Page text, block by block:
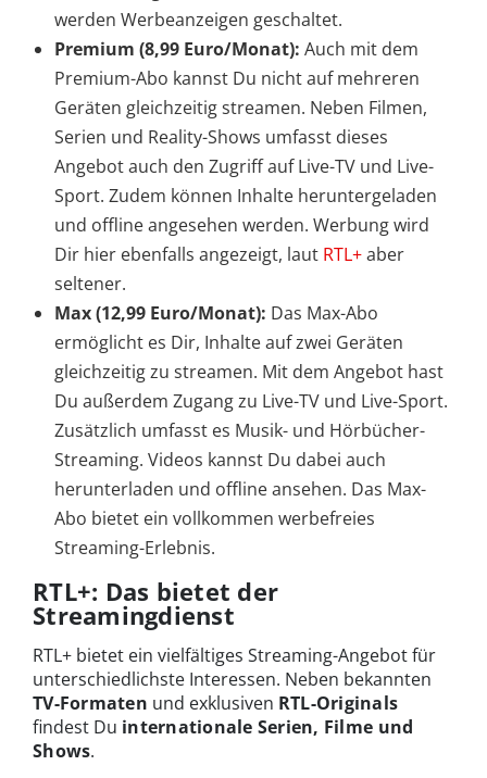
werden Werbeanzeigen geschaltet.
Premium (8,99 Euro/Monat): Auch mit dem
Premium-Abo kannst Du nicht auf mehreren
Geräten gleichzeitig streamen. Neben Filmen,
Serien und Reality-Shows umfasst dieses
Angebot auch den Zugriff auf Live-TV und Live-
Sport. Zudem können Inhalte heruntergeladen
und offline angesehen werden. Werbung wird
Dir hier ebenfalls angezeigt, laut RTL+aber
seltener.
Max (12,99 Euro/Monat): Das Max-Abo
ermöglicht es Dir, Inhalte auf zwei Geräten
gleichzeitig zu streamen. Mit dem Angebot hast
Du außerdem Zugang zu Live-TV und Live-Sport.
Zusätzlich umfasst es Musik- und Hörbücher-
Streaming. Videos kannst Du dabei auch
herunterladen und offline ansehen. Das Max-
Abo bietet ein vollkommen werbefreies
Streaming-Erlebnis.
RTL+: Das bietet der
Streamingdienst
RTL+ bietet ein vielfältiges Streaming-Angebot für
unterschiedlichste Interessen. Neben bekannten
TV-Formaten und exklusiven RTL-Originals
findest Du internationale Serien, Filme und
Shows.